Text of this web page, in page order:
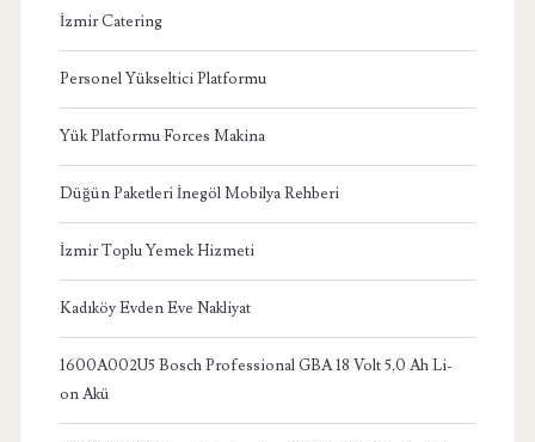
İzmir Catering
Personel Yükseltici Platformu
Yük Platformu Forces Makina
Düğün Paketleri İnegöl Mobilya Rehberi
İzmir Toplu Yemek Hizmeti
Kadıköy Evden Eve Nakliyat
1600A002U5 Bosch Professional GBA 18 Volt 5,0 Ah Li-
on Akü